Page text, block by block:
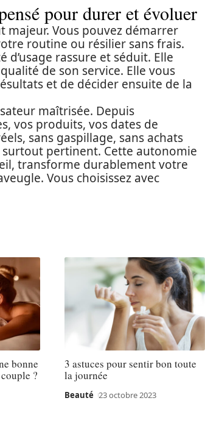
pour durer et évoluer
majeur. Vous pouvez démarrer
routine ou résilier sans frais.
rassure et séduit. Elle
de son service. Elle vous
et de décider ensuite de la
maîtrisée. Depuis
vos produits, vos dates de
sans gaspillage, sans achats
pertinent. Cette autonomie
transforme durablement votre
Vous choisissez avec
bonne
?
3 astuces pour sentir bon toute
la journée
Beauté 23 octobre 2023